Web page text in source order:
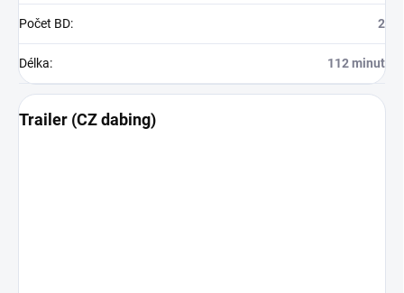
Počet BD: 2
Délka: 112 minut
Trailer (CZ dabing)